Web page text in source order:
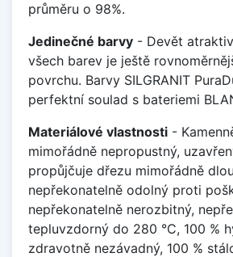
průměru o 98%.
Jedinečné barvy - Devět
všech barev je ještě
povrchu. Barvy SILGRANIT
perfektní soulad s bateriemi
Materiálové vlastnosti -
mimořádně nepropustný,
propůjčuje dřezu mimořádně
nepřekonatelně odolný proti
nepřekonatelně nerozbitný,
tepluvzdorný do 280 °C, 100 %
zdravotně nezávadný, 100 %